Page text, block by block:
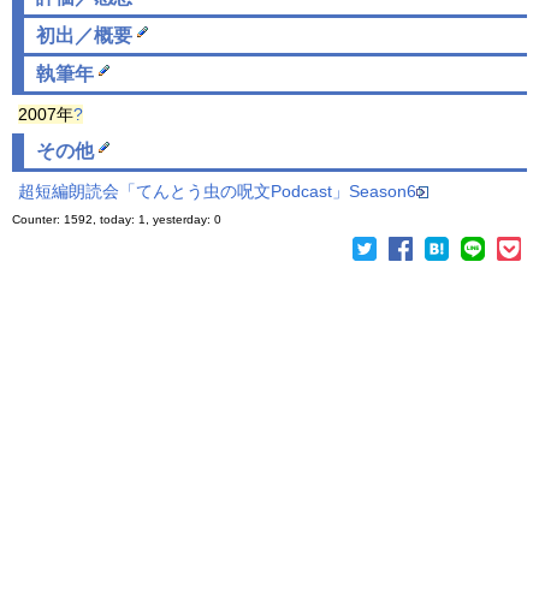
初出／概要
執筆年
2007年?
その他
超短編朗読会「てんとう虫の呪文Podcast」Season6
Counter: 1592, today: 1, yesterday: 0